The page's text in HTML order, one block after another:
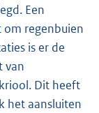
Een
om regenbuien
is er de
van
Dit heeft
het aansluiten